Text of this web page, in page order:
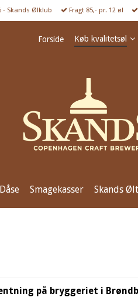
- Skands Ølklub Fragt 85,- pr. 12 øl
Forside Køb kvalitetsøl
Smagekasser Skands
på bryggeriet i